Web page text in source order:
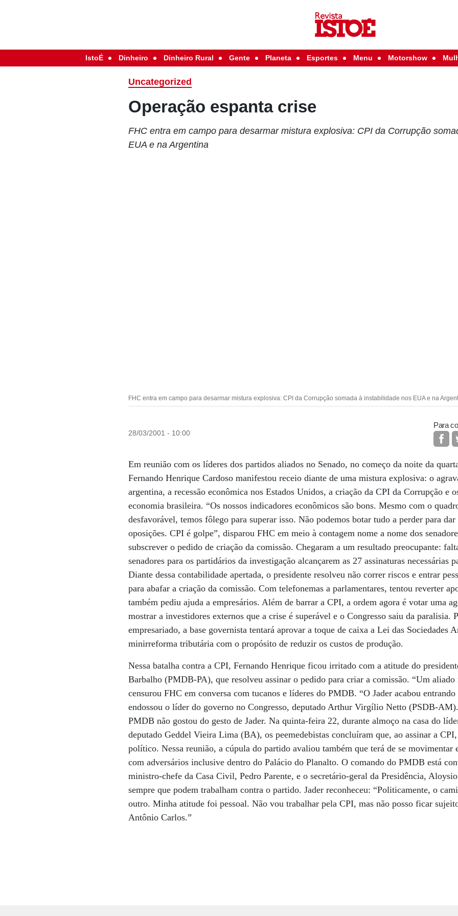
IstoÉ Dinheiro Dinheiro Rural Gente Planeta Esportes Menu Motorshow
Uncategorized
Operação espanta crise
FHC entra em campo para desarmar mistura explosiva: CPI da Corrupção
EUA e na Argentina
FHC entra em campo para desarmar mistura explosiva: CPI da Corrupção somada à instabilidade nos EUA e na
28/03/2001 - 10:00
Para
Em reunião com os líderes dos partidos aliados no Senado, no começo da noite da
Fernando Henrique Cardoso manifestou receio diante de uma mistura explosiva: o
argentina, a recessão econômica nos Estados Unidos, a criação da CPI da Corrupção e
economia brasileira. “Os nossos indicadores econômicos são bons. Mesmo com o
desfavorável, temos fôlego para superar isso. Não podemos botar tudo a perder para dar
oposições. CPI é golpe”, disparou FHC em meio à contagem nome a nome dos
subscrever o pedido de criação da comissão. Chegaram a um resultado preocupante:
senadores para os partidários da investigação alcançarem as 27 assinaturas necessárias
Diante dessa contabilidade apertada, o presidente resolveu não correr riscos e entrar
para abafar a criação da comissão. Com telefonemas a parlamentares, tentou reverter
também pediu ajuda a empresários. Além de barrar a CPI, a ordem agora é votar uma
mostrar a investidores externos que a crise é superável e o Congresso saiu da paralisia.
empresariado, a base governista tentará aprovar a toque de caixa a Lei das Sociedades
minirreforma tributária com o propósito de reduzir os custos de produção.
Nessa batalha contra a CPI, Fernando Henrique ficou irritado com a atitude do
Barbalho (PMDB-PA), que resolveu assinar o pedido para criar a comissão. “Um aliado
censurou FHC em conversa com tucanos e líderes do PMDB. “O Jader acabou
endossou o líder do governo no Congresso, deputado Arthur Virgílio Netto (PSDB-
PMDB não gostou do gesto de Jader. Na quinta-feira 22, durante almoço na casa do
deputado Geddel Vieira Lima (BA), os peemedebistas concluíram que, ao assinar a
político. Nessa reunião, a cúpula do partido avaliou também que terá de se movimentar
com adversários inclusive dentro do Palácio do Planalto. O comando do PMDB está
ministro-chefe da Casa Civil, Pedro Parente, e o secretário-geral da Presidência,
sempre que podem trabalham contra o partido. Jader reconheceu: “Politicamente, o
outro. Minha atitude foi pessoal. Não vou trabalhar pela CPI, mas não posso ficar
Antônio Carlos.”